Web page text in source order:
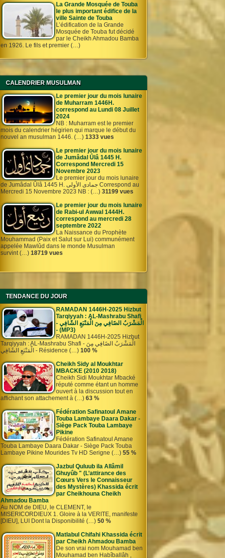
La Grande Mosquée de Touba
le plus important édifice de la
ville Sainte de Touba
L’édification de la Grande
Mosquée de Touba fut décidé
par le Cheikh Ahmadou Bamba
en 1926. Le fils et premier (…)
CALENDRIER MUSULMAN
Le premier jour du mois lunaire
de Muharram 1446H.
correspond au Lundi 08 Juillet
2024
NB : Muharram est le premier
mois du calendrier hégirien qui marque le début du
nouvel an musulman 1446. (…) 1333 vues
Le premier jour du mois lunaire
de Jumâdal Ûlâ 1445 H.
Correspond Mercredi 15
Novembre 2023
Le premier jour du mois lunaire
de Jumâdal Ûlâ 1445 H. جمادى الأولى Correspond au
Mercredi 15 Novembre 2023 NB : (…) 31199 vues
Le premier jour du mois lunaire
de Rabi-ul Awwal 1444H.
correspond au mercredi 28
septembre 2022
La Naissance du Prophète
Mouhammad (Paix et Salut sur Lui) communément
appelée Mawlûd dans le monde Musulman
survint (…) 18719 vues
TENDANCE DU JOUR
RAMADAN 1446H-2025 Hizbut
Tarqiyyah : AL-Mashrabu Shafi
- الْمَشْرَبُ الصًافِي مِنَ الْمَنْبَعِ الشًافِي
- (MP3)
RAMADAN 1446H-2025 Hizbut
Tarqiyyah : AL-Mashrabu Shafi - الْمَشْرَبُ الصًافِي مِنَ
الْمَنْبَعِ الشًافِي - Résidence (…) 100 %
Cheikh Sidy al Moukhtar
MBACKE (2010 2018)
Cheikh Sidi Moukhtar Mbacké
réputé comme étant un homme
ouvert à la discussion tout en
affichant son attachement à (…) 63 %
Fédération Safinatoul Amane
Touba Lambaye Daara Dakar -
Siège Pack Touba Lambaye
Pikine
Fédération Safinatoul Amane
Touba Lambaye Daara Dakar - Siège Pack Touba
Lambaye Pikine Mourides Tv HD Serigne (…) 55 %
Jazbul Quluub ila Allâmil
Ghuyûb " (L’attirance des
Cœurs Vers le Connaisseur
des Mystères) Khassida écrit
par Cheikhouna Cheikh
Ahmadou Bamba
Au NOM de DIEU, le CLEMENT, le
MISERICORDIEUX 1. Gloire à la VERITE, manifeste
[DIEU], LUI Dont la Disponibilité (…) 50 %
Matlabul Chifahi Khassida écrit
par Cheikh Ahmadou Bamba
De son vrai nom Mouhamad ben
Mouhamad ben Habîballâh ,